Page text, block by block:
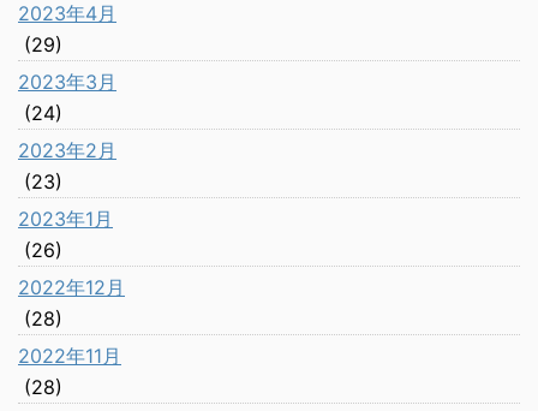
2023年4月
(29)
2023年3月
(24)
2023年2月
(23)
2023年1月
(26)
2022年12月
(28)
2022年11月
(28)